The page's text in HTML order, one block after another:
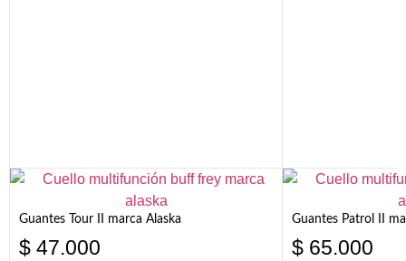
Guantes Tour II marca Alaska
$ 47.000
Guantes Patrol II
$ 65.000